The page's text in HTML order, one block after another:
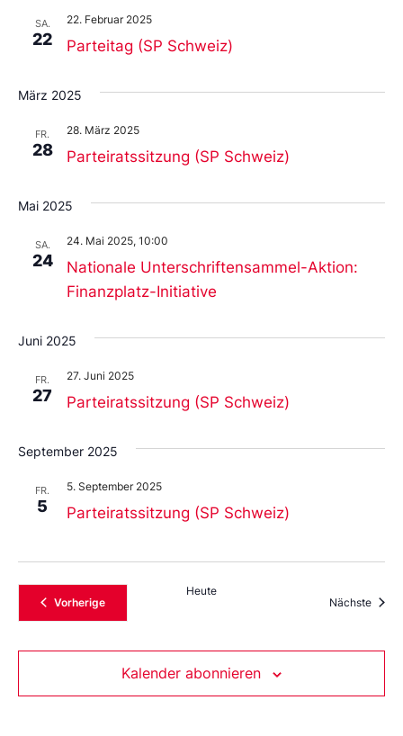
SA.
22 Parteitag (SP Schweiz)
22. Februar 2025
März 2025
FR.
28 Parteiratssitzung (SP Schweiz)
28. März 2025
Mai 2025
SA.
24
Nationale Unterschriftensammel-Aktion:
Finanzplatz-Initiative
24. Mai 2025, 10:00
Juni 2025
FR.
27 Parteiratssitzung (SP Schweiz)
27. Juni 2025
September 2025
FR.
5 Parteiratssitzung (SP Schweiz)
5. September 2025
VorherigeVeranstaltungen
Heute
Nächste
Kalender abonnieren